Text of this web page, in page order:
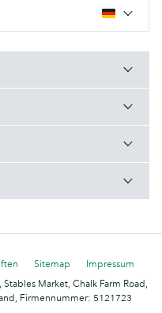
Sitemap
Impressum
Market, Chalk Farm Road,
Firmennummer: 5121723